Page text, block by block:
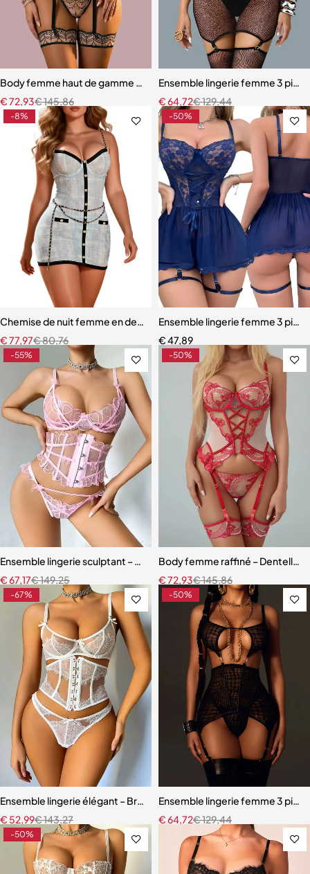
Body femme haut de gamme – Lingerie en maille au design raffiné
€145,86
€72,93
Ensemble lingerie femme 3
€129,44
€64,72
-8%
Chemise de nuit femme en dentelle bleue – Babydoll avec
€80,76
€77,97
-50%
Ensemble lingerie femme 3
€47,89
-55%
Ensemble lingerie sculptant – Taille ajustée et broderie florale
€149,25
€67,17
-50%
Body femme raffiné – Dentelle,
€145,86
€72,93
-67%
Ensemble lingerie élégant – Bretelles réglables et dentelle raffinée
€143,27
€ 52,99
-50%
Ensemble lingerie femme 3
€129,44
€64,72
-50%